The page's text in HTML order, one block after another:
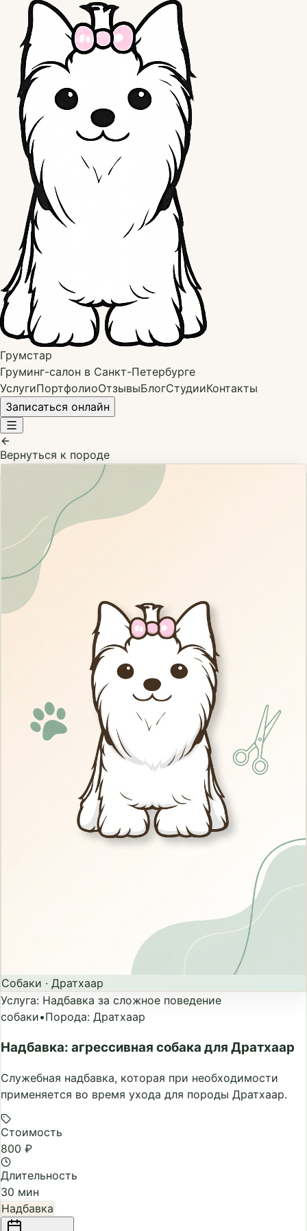
Грумстар
Груминг-салон в Санкт-Петербурге
УслугиПортфолиоОтзывыБлогСтудииКонтакты
Записаться онлайн
Вернуться к породе
Собаки · Дратхаар
Услуга: Надбавка за сложное поведение
собаки•Порода: Дратхаар
Надбавка: агрессивная собака для Дратхаар
Служебная надбавка, которая при необходимости
применяется во время ухода для породы Дратхаар.
Стоимость
800 ₽
Длительность
30 мин
Надбавка